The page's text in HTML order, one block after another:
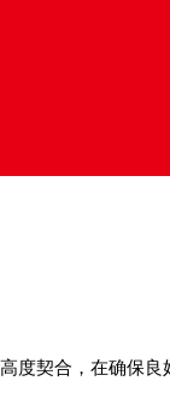
契合，在确保